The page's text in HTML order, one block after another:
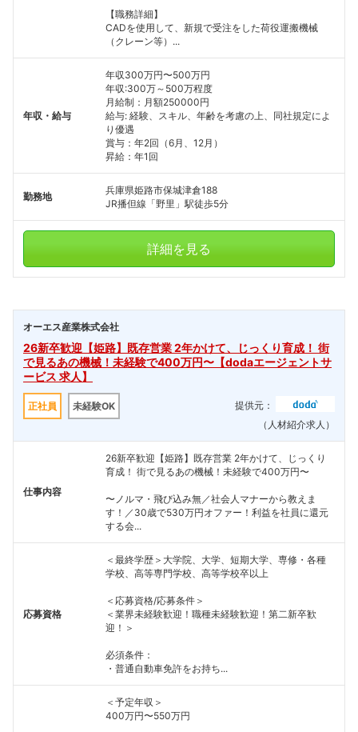
【職務詳細】
CADを使用して、新規で受注をした荷役運搬機械
（クレーン等）...
年収・給与
年収300万円〜500万円
年収:300万～500万程度
月給制：月額250000円
給与: 経験、スキル、年齢を考慮の上、同社規定によ
り優遇
賞与：年2回（6月、12月）
昇給：年1回
勤務地
兵庫県姫路市保城津倉188
JR播但線「野里」駅徒歩5分
詳細を見る
オーエス産業株式会社
26新卒歓迎【姫路】既存営業 2年かけて、じっくり育成！ 街
で見るあの機械！未経験で400万円〜【dodaエージェントサ
ービス 求人】
正社員 未経験OK
提供元：
（人材紹介求人）
仕事内容
26新卒歓迎【姫路】既存営業 2年かけて、じっくり
育成！ 街で見るあの機械！未経験で400万円〜
〜ノルマ・飛び込み無／社会人マナーから教えま
す！／30歳で530万円オファー！利益を社員に還元
する会...
応募資格
＜最終学歴＞大学院、大学、短期大学、専修・各種
学校、高等専門学校、高等学校卒以上
＜応募資格/応募条件＞
＜業界未経験歓迎！職種未経験歓迎！第二新卒歓
迎！＞
必須条件：
・普通自動車免許をお持ち...
＜予定年収＞
400万円〜550万円